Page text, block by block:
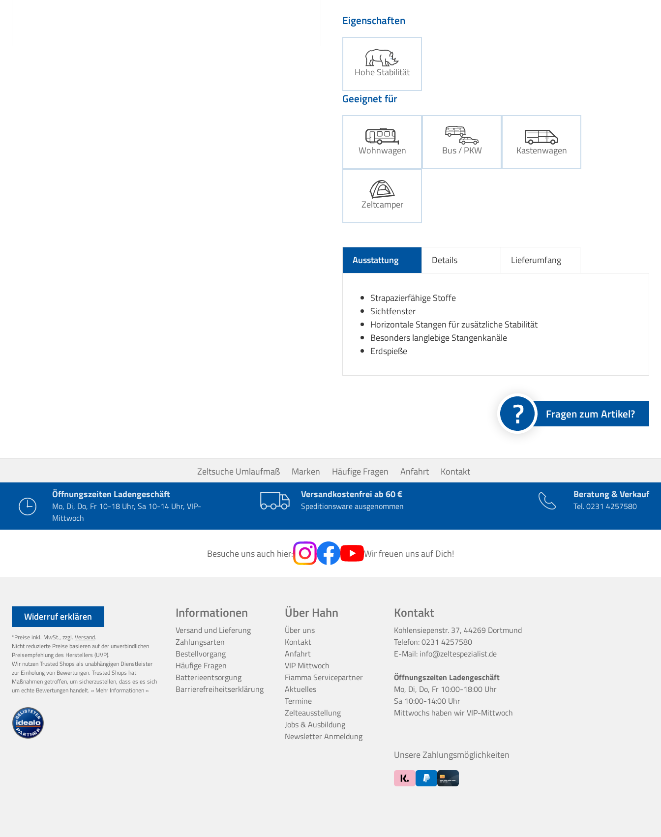
Eigenschaften
Hohe Stabilität
Geeignet für
Wohnwagen Bus / PKW Kastenwagen
Zeltcamper
Ausstattung Details Lieferumfang
Strapazierfähige Stoffe
Sichtfenster
Horizontale Stangen für zusätzliche Stabilität
Besonders langlebige Stangenkanäle
Erdspieße
Fragen zum Artikel?
Zeltsuche Umlaufmaß Marken Häufige Fragen Anfahrt
Kontakt
Öffnungszeiten Ladengeschäft
Mo, Di, Do, Fr 10-18 Uhr, Sa 10-14 Uhr, VIP-
Mittwoch
Versandkostenfrei ab 60 €
Speditionsware ausgenommen
Beratung & Verkauf
Tel.0231 4257580
Besuche uns auch hier: Wir freuen uns auf Dich!
Widerruf erklären
*Preise inkl. MwSt., zzgl. Versand.
Nicht reduzierte Preise basieren auf der unverbindlichen
Preisempfehlung des Herstellers (UVP).
Wir nutzen Trusted Shops als unabhängigen Dienstleister
zur Einholung von Bewertungen. Trusted Shops hat
Maßnahmen getroffen, um sicherzustellen, dass es es sich
um echte Bewertungen handelt. » Mehr Informationen «
Informationen
Versand und Lieferung
Zahlungsarten
Bestellvorgang
Häufige Fragen
Batterieentsorgung
Barrierefreiheitserklärung
Über Hahn
Über uns
Kontakt
Anfahrt
VIP Mittwoch
Fiamma Servicepartner
Aktuelles
Termine
Zelteausstellung
Jobs & Ausbildung
Newsletter Anmeldung
Kontakt
Kohlensiepenstr. 37, 44269 Dortmund
Telefon:0231 4257580
E-Mail: info@zeltespezialist.de
Öffnungszeiten Ladengeschäft
Mo, Di, Do, Fr 10:00-18:00 Uhr
Sa 10:00-14:00 Uhr
Mittwochs haben wirVIP-Mittwoch
Unsere Zahlungsmöglichkeiten